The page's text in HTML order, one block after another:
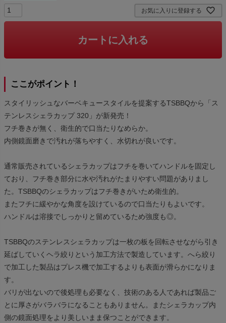
お気に入りに登録する
カートに入れる
ここがポイント！
スタイリッシュなバーベキュースタイルを提案するTSBBQから「ス
テンレスシェラカップ 320」が新発売！
フチ巻きが無く、衛生的で口当たりなめらか。
内側鏡面磨きで汚れが落ちやすく、水切れが良いです。
通常販売されているシェラカップはフチを巻いてハンドルを固定し
ており、フチ巻き部分に水や汚れがたまりやすい問題がありまし
た。TSBBQのシェラカップはフチ巻きがいため衛生的。
またフチに緩やかな角度を設けているので口当たりもよいです。
ハンドルは溶接でしっかりと留めているため強度も◎。
TSBBQのステンレスシェラカップは一枚の板を回転させながら引き
延ばしていくヘラ絞りという加工方法で製造しています。へら絞り
で加工した製品はプレス機で加工するよりも表面が滑らかになりま
す。
バリが出ないので後処理も必要なく、技術のある人であれば製品ご
とに厚さがバラバラになることもありません。またシェラカップ内
側の鏡面処理をより美しいまま保つことができます。